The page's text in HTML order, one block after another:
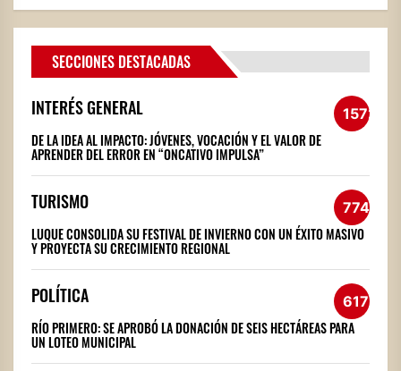
SECCIONES DESTACADAS
INTERÉS GENERAL 1572
DE LA IDEA AL IMPACTO: JÓVENES, VOCACIÓN Y EL VALOR DE
APRENDER DEL ERROR EN “ONCATIVO IMPULSA”
TURISMO 774
LUQUE CONSOLIDA SU FESTIVAL DE INVIERNO CON UN ÉXITO MASIVO
Y PROYECTA SU CRECIMIENTO REGIONAL
POLÍTICA 617
RÍO PRIMERO: SE APROBÓ LA DONACIÓN DE SEIS HECTÁREAS PARA
UN LOTEO MUNICIPAL